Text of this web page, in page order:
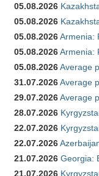
05.08.2026
05.08.2026
05.08.2026Armenia:
05.08.2026Armenia:
05.08.2026Average
31.07.2026Average
29.07.2026Average
28.07.2026
22.07.2026
22.07.2026
21.07.2026 Georgia:
21.07.2026